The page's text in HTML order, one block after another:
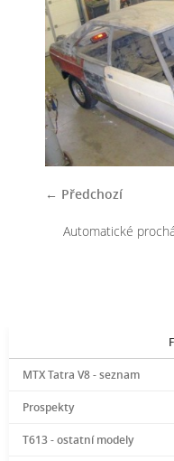
← Předchozí
Automatické
MTX Tatra V8 - seznam
Prospekty
T613 - ostatní modely